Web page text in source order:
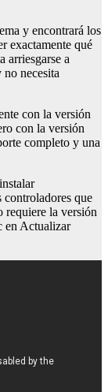
y encontrará los
exactamente qué
arriesgarse a
necesita
con la versión
con la versión
completo y una
controladores que
requiere la versión
en Actualizar